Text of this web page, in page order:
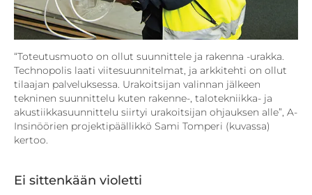
“Toteutusmuoto on ollut suunnittele ja rakenna -urakka.
Technopolis laati viitesuunnitelmat, ja arkkitehti on ollut
tilaajan palveluksessa. Urakoitsijan valinnan jälkeen
tekninen suunnittelu kuten rakenne-, talotekniikka- ja
akustiikkasuunnittelu siirtyi urakoitsijan ohjauksen alle”, A-
Insinöörien projektipäällikkö Sami Tomperi (kuvassa)
kertoo.
Ei sittenkään violetti